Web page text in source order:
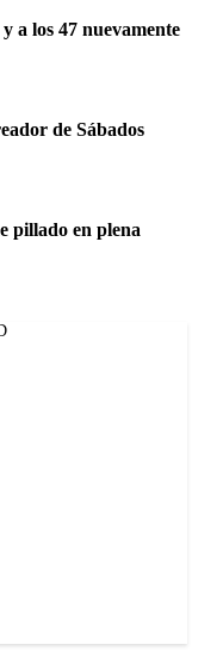
a los 47 nuevamente
de Sábados
pillado en plena